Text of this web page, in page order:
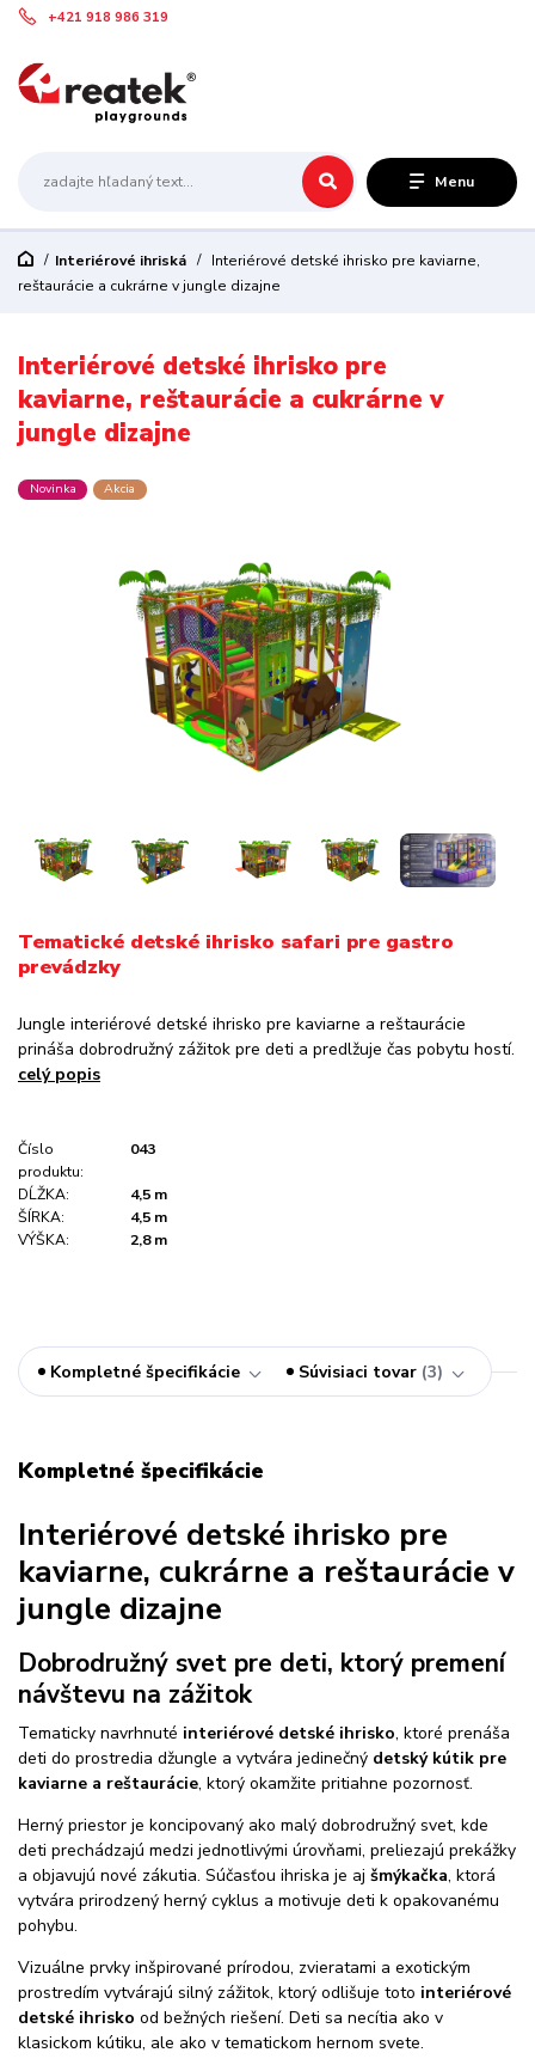
Menu
+421 918 986 319
Interiérové ihriská
Interiérové detské ihrisko pre kaviarne,
reštaurácie a cukrárne v jungle dizajne
Interiérové detské ihrisko pre
kaviarne, reštaurácie a cukrárne v
jungle dizajne
Novinka Akcia
Tematické detské ihrisko safari pre gastro
prevádzky
Jungle interiérové detské ihrisko pre kaviarne a reštaurácie
prináša dobrodružný zážitok pre deti a predlžuje čas pobytu hostí.
celý popis
Číslo
produktu:
043
DĹŽKA:
4,5 m
ŠÍRKA:
4,5 m
VÝŠKA:
2,8 m
Kompletné špecifikácie Súvisiaci tovar 3
Kompletné špecifikácie
Interiérové detské ihrisko pre
kaviarne, cukrárne a reštaurácie v
jungle dizajne
Dobrodružný svet pre deti, ktorý premení
návštevu na zážitok
Tematicky navrhnuté interiérové detské ihrisko, ktoré prenáša
deti do prostredia džungle a vytvára jedinečný detský kútik pre
kaviarne a reštaurácie, ktorý okamžite pritiahne pozornosť.
Herný priestor je koncipovaný ako malý dobrodružný svet, kde
deti prechádzajú medzi jednotlivými úrovňami, preliezajú prekážky
a objavujú nové zákutia. Súčasťou ihriska je aj šmýkačka, ktorá
vytvára prirodzený herný cyklus a motivuje deti k opakovanému
pohybu.
Vizuálne prvky inšpirované prírodou, zvieratami a exotickým
prostredím vytvárajú silný zážitok, ktorý odlišuje toto interiérové
detské ihrisko od bežných riešení. Deti sa necítia ako v
klasickom kútiku, ale ako v tematickom hernom svete.